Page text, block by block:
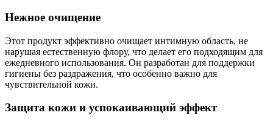
Нежное очищение
Этот продукт эффективно очищает интимную область, не
нарушая естественную флору, что делает его подходящим для
ежедневного использования. Он разработан для поддержки
гигиены без раздражения, что особенно важно для
чувствительной кожи.
Защита кожи и успокаивающий эффект